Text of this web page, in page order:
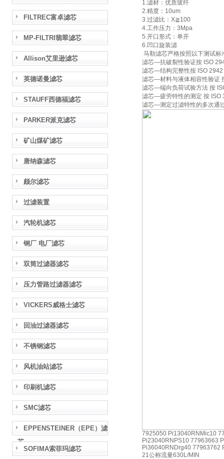
FILTREC富卓滤芯
MP-FILTRI翡翠滤芯
Allison艾里逊滤芯
英德诺曼滤芯
STAUFF西德福滤芯
PARKER派克滤芯
矿山煤矿滤芯
唐纳森滤芯
颇尔滤芯
过滤装置
汽轮机滤芯
钢厂 电厂滤芯
双筒过滤器滤芯
压力管路过滤器滤芯
VICKERS威格士滤芯
回油过滤器滤芯
不锈钢滤芯
风机油站滤芯
印刷机滤芯
SMC滤芯
EPPENSTEINER（EPE）滤
芯
SOFIMA索菲玛滤芯
1.滤材：优质玻纤
2.精度：10um
3.过滤比：X≧100
4.工作压力：3Mpa
5.开口形式：单开
6.凹口旋装滤
马勒滤芯严格按照以下测试标
滤芯—抗破裂性验证按 ISO
滤芯—结构完整性按 ISO 2942
滤芯—材料与液体相容性验证
滤芯—端向负荷试验方法 按
滤芯—疲劳特性的测定 按 ISO
滤芯—测定过滤特性的多次通
7925050 Pi13040RNMic10
Pi23040RNPS10 77963663
Pi36040RNDrg40 77963762
21公称流量630L/MIN